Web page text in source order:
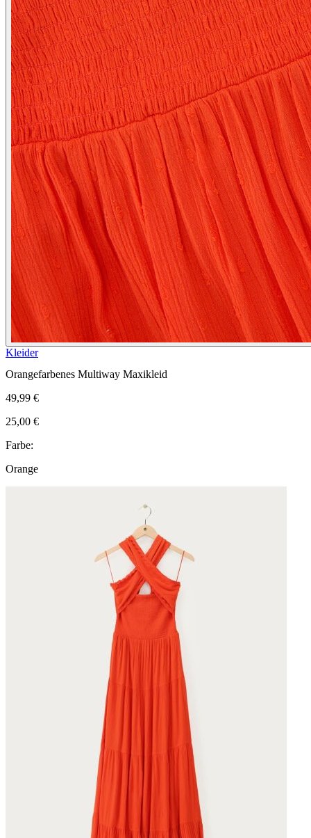
Kleider
Orangefarbenes Multiway Maxikleid
49,99 €
25,00 €
Farbe:
Orange